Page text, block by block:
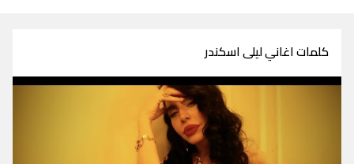
كلمات اغاني ليلى اسكندر